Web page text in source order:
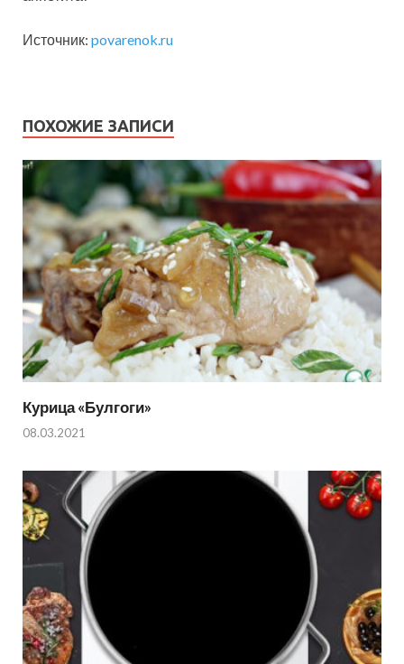
Источник: povarenok.ru
ПОХОЖИЕ ЗАПИСИ
Курица «Булгоги»
08.03.2021